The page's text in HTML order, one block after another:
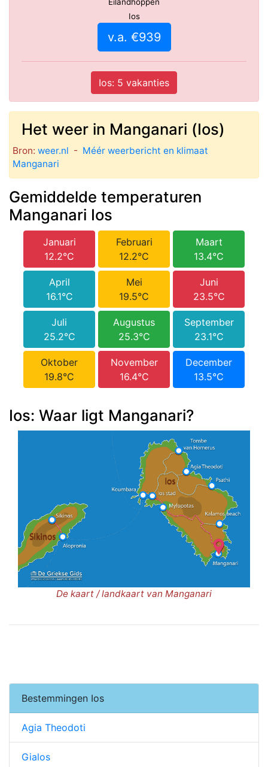
Ios
v.a. €939
Ios: 5 vakanties
Het weer in Manganari (Ios)
Bron: weer.nl - Méér weerbericht en klimaat
Manganari
Gemiddelde temperaturen
Manganari Ios
Januari
12.2°C
Februari
12.2°C
Maart
13.4°C
April
16.1°C
Mei
19.5°C
Juni
23.5°C
Juli
25.2°C
Augustus
25.3°C
September
23.1°C
Oktober
19.8°C
November
16.4°C
December
13.5°C
Ios: Waar ligt Manganari?
De kaart / landkaart van Manganari
Bestemmingen Ios
Agia Theodoti
Gialos